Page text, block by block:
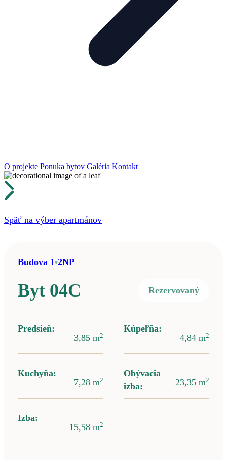
O projekte Ponuka bytov Galéria Kontakt
Späť na výber apartmánov
Byt 04C Rezervovaný
Budova 1•2NP
Predsieň:
3,85 m2
Kúpeľňa:
4,84 m2
Kuchyňa:
7,28 m2
Obývacia
izba:
23,35 m2
Izba:
15,58 m2